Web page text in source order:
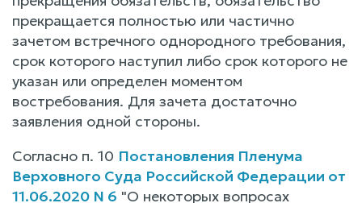
прекращается полностью или частично
зачетом встречного однородного требования,
срок которого наступил либо срок которого не
указан или определен моментом
востребования. Для зачета достаточно
заявления одной стороны.
Согласно п. 10 Постановления Пленума
Верховного Суда Российской Федерации от
11.06.2020 N 6 "О некоторых вопросах